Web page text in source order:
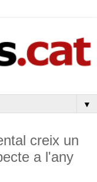
▼
creix un
a l'any